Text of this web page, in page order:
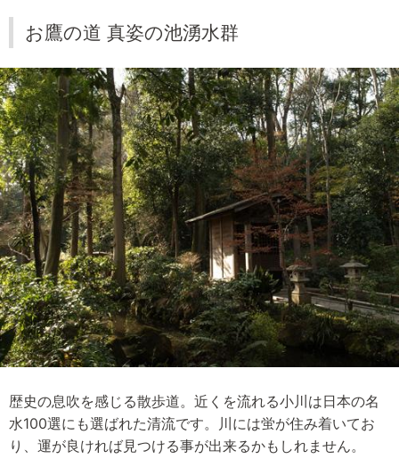
お鷹の道 真姿の池湧水群
歴史の息吹を感じる散歩道。近くを流れる小川は日本の名
水100選にも選ばれた清流です。川には蛍が住み着いてお
り、運が良ければ見つける事が出来るかもしれません。